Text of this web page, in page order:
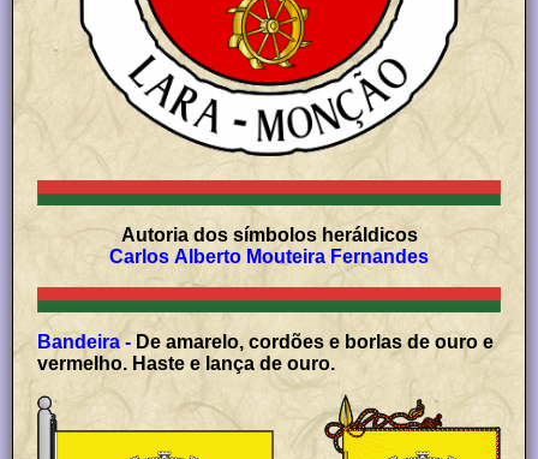
Autoria dos símbolos heráldicos
Carlos Alberto Mouteira Fernandes
Bandeira - De amarelo, cordões e borlas de ouro e
vermelho. Haste e lança de ouro.